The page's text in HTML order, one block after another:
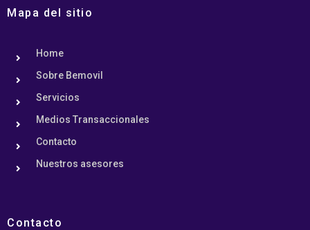
Mapa del sitio
Home
Sobre Bemovil
Servicios
Medios Transaccionales
Contacto
Nuestros asesores
Contacto